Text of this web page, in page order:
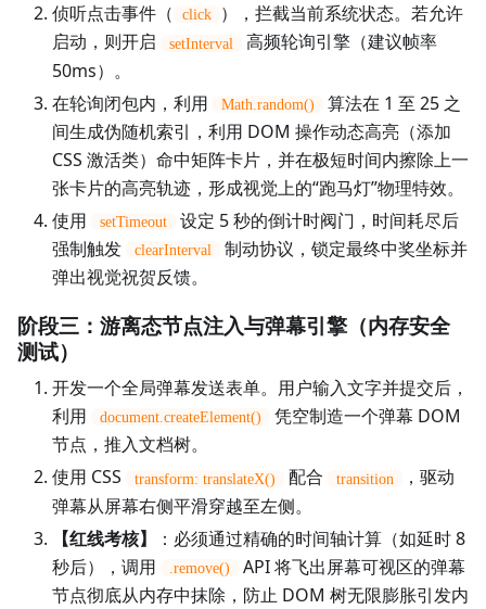
侦听点击事件（
click
），拦截当前系统状态。若允许
启动，则开启
setInterval
高频轮询引擎（建议帧率
50ms）。
在轮询闭包内，利用
Math.random()
算法在 1 至 25 之
间生成伪随机索引，利用 DOM 操作动态高亮（添加
CSS 激活类）命中矩阵卡片，并在极短时间内擦除上一
张卡片的高亮轨迹，形成视觉上的“跑马灯”物理特效。
使用
setTimeout
设定 5 秒的倒计时阀门，时间耗尽后
强制触发
clearInterval
制动协议，锁定最终中奖坐标并
弹出视觉祝贺反馈。
阶段三：游离态节点注入与弹幕引擎（内存安全
测试）
开发一个全局弹幕发送表单。用户输入文字并提交后，
利用
document.createElement()
凭空制造一个弹幕 DOM
节点，推入文档树。
使用 CSS
transform: translateX() 配合 transition
，驱动
弹幕从屏幕右侧平滑穿越至左侧。
【红线考核】
：必须通过精确的时间轴计算（如延时 8
秒后），调用
.remove()
API 将飞出屏幕可视区的弹幕
节点彻底从内存中抹除，防止 DOM 树无限膨胀引发内